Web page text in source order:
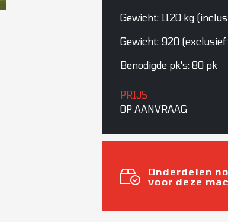
Gewicht: 1120 kg
Gewicht: 920
Benodigde pk's: 80 pk
PRIJS
OP AANVRAAG
Onderdelen
voor deze